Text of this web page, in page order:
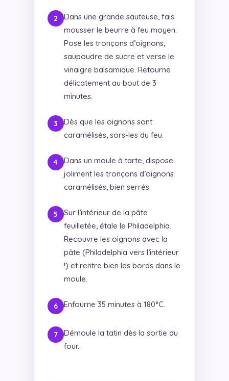
Dans une grande sauteuse, fais
mousser le beurre à feu moyen.
Pose les tronçons d’oignons,
saupoudre de sucre et verse le
vinaigre balsamique. Retourne
délicatement au bout de 3
minutes.
Dès que les oignons sont
caramélisés, sors-les du feu.
Dans un moule à tarte, dispose
joliment les tronçons d’oignons
caramélisés, bien serrés.
Sur l’intérieur de la pâte
feuilletée, étale le Philadelphia.
Recouvre les oignons avec la
pâte (Philadelphia vers l’intérieur
!) et rentre bien les bords dans le
moule.
Enfourne 35 minutes à 180°C.
Démoule la tatin dès la sortie du
four.